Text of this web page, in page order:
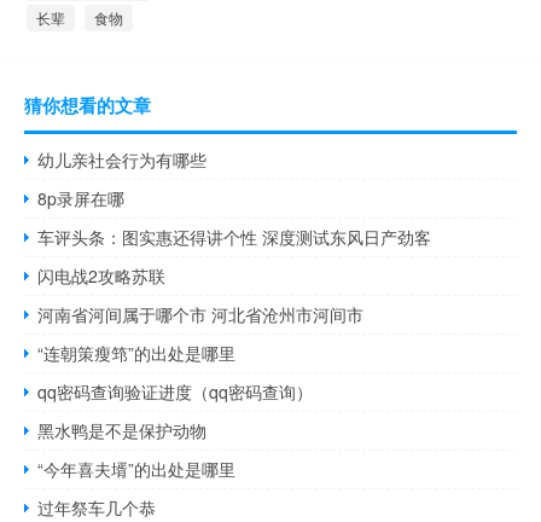
长辈 食物
猜你想看的文章
幼儿亲社会行为有哪些
8p录屏在哪
车评头条：图实惠还得讲个性 深度测试东风日产劲客
闪电战2攻略苏联
河南省河间属于哪个市 河北省沧州市河间市
“连朝策瘦筇”的出处是哪里
qq密码查询验证进度（qq密码查询）
黑水鸭是不是保护动物
“今年喜夫壻”的出处是哪里
过年祭车几个恭